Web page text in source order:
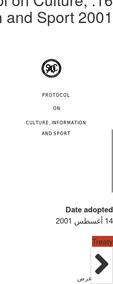
and Sport 2001
Date adopted
14 أغسطس 2001
Treaty
عرض